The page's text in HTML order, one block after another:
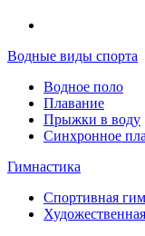
Водные виды спорта
Водное поло
Плавание
Прыжки в воду
Синхронное
Гимнастика
Спортивная